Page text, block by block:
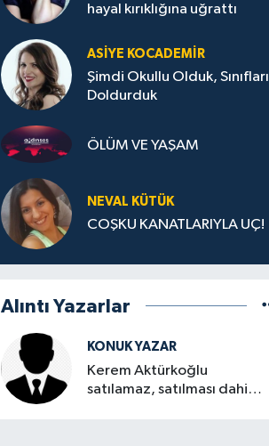
hayal kırıklığına uğrattı
ASIYE KOCADEMİR
Şimdi Okullu Olduk, Sınıfları
Doldurduk
ÖLÜM VE YAŞAM
NEVAL KÜTÜK
COŞKU KANATLARIYLA UÇ!
Alıntı Yazarlar
KONUK YAZAR
Kerem Aktürkoğlu
satılamaz, satılması dahi